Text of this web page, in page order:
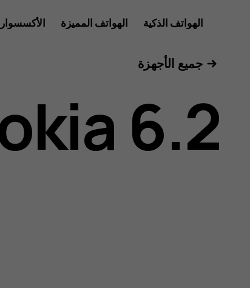
دليل
مستخدم
هاتف
الهواتف الذكية الهواتف المميزة
جميع الأجهزة
6.2